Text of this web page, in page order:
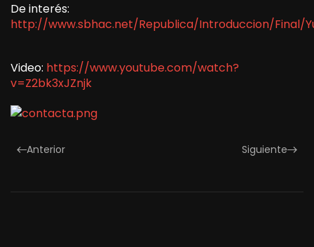
De interés:
http://www.sbhac.net/Republica/Introduccion/Final/
Video: https://www.youtube.com/watch?
v=Z2bk3xJZnjk
Anterior Siguiente